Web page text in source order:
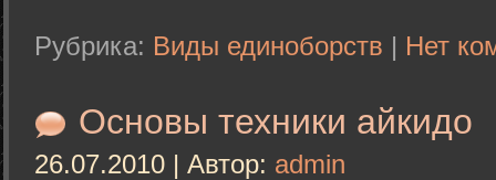
Рубрика: Виды единоборств | Нет
Основы техники айкидо
26.07.2010 | Автор: admin